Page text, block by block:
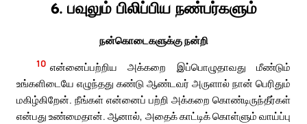
6. பவுலும் பிலிப்பிய நண்பர்களும்
நன்கொடைகளுக்கு நன்றி
10 என்னைப்பற்றிய அக்கறை இப்பொழுதாவது மீண்டும்
உங்களிடையே எழுந்தது கண்டு ஆண்டவர் அருளால் நான் பெரிதும்
மகிழ்கிறேன். நீங்கள் என்னைப் பற்றி அக்கறை கொண்டிருந்தீர்கள்
என்பது உண்மைதான். ஆனால், அதைக் காட்டிக் கொள்ளும் வாய்ப்பு